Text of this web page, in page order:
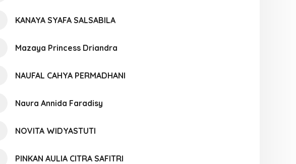
KANAYA SYAFA SALSABILA
Mazaya Princess Driandra
NAUFAL CAHYA PERMADHANI
Naura Annida Faradisy
NOVITA WIDYASTUTI
PINKAN AULIA CITRA SAFITRI